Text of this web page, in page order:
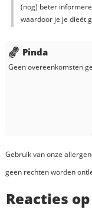
(nog) beter
waardoor je je dieët
Pinda
Geen overeenkomsten
Gebruik van onze
geen rechten worden
Reacties